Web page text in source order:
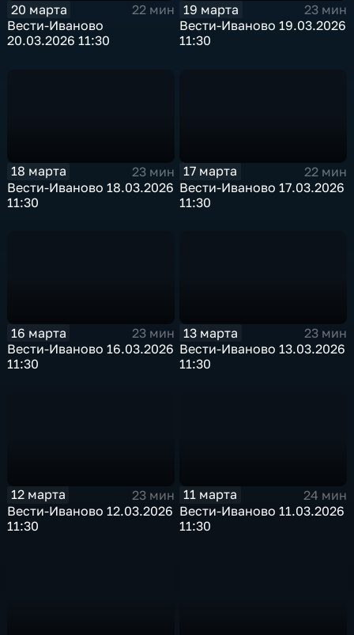
20 марта
22 мин
Вести-Иваново
20.03.2026 11:30
19 марта
23 мин
Вести-Иваново 19.03.2026
11:30
18 марта
23 мин
Вести-Иваново 18.03.2026
11:30
17 марта
22 мин
Вести-Иваново 17.03.2026
11:30
16 марта
23 мин
Вести-Иваново 16.03.2026
11:30
13 марта
23 мин
Вести-Иваново 13.03.2026
11:30
12 марта
23 мин
Вести-Иваново 12.03.2026
11:30
11 марта
24 мин
Вести-Иваново 11.03.2026
11:30